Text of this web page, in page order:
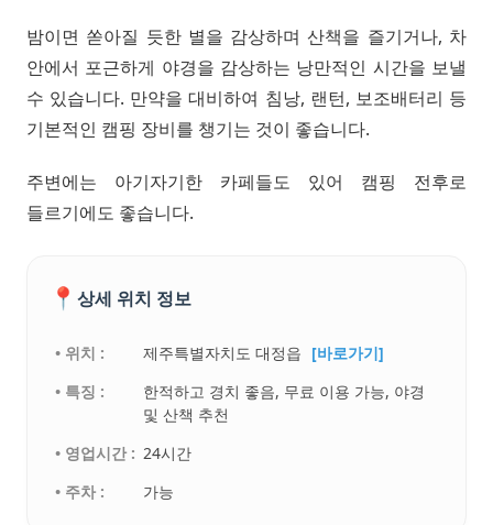
밤이면 쏟아질 듯한 별을 감상하며 산책을 즐기거나, 차
안에서 포근하게 야경을 감상하는 낭만적인 시간을 보낼
수 있습니다. 만약을 대비하여 침낭, 랜턴, 보조배터리 등
기본적인 캠핑 장비를 챙기는 것이 좋습니다.
주변에는 아기자기한 카페들도 있어 캠핑 전후로
들르기에도 좋습니다.
📍 상세 위치 정보
• 위치 : 제주특별자치도 대정읍 [바로가기]
• 특징 :
한적하고 경치 좋음, 무료 이용 가능, 야경
및 산책 추천
• 영업시간 : 24시간
• 주차 :
가능